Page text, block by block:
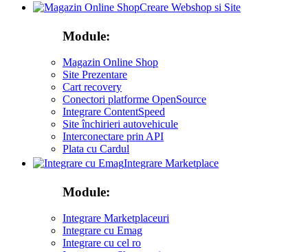
Creare Webshop si Site
Module:
Magazin Online Shop
Site Prezentare
Cart recovery
Conectori platforme OpenSource
Integrare ContentSpeed
Site închirieri autovehicule
Interconectare prin API
Plata cu Cardul
Integrare Marketplace
Module:
Integrare Marketplaceuri
Integrare cu Emag
Integrare cu cel ro